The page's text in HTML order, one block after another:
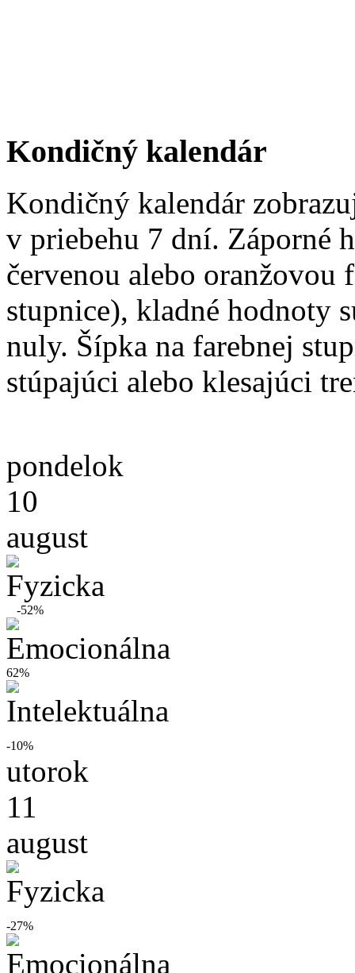
Kondičný kalendár
Kondičný kalendár
v priebehu 7 dní. Záporné
červenou alebo
stupnice), kladné hodnoty
nuly. Šípka na farebnej
stúpajúci alebo klesajúci
pondelok
10
august
-52%
62%
-10%
utorok
11
august
-27%